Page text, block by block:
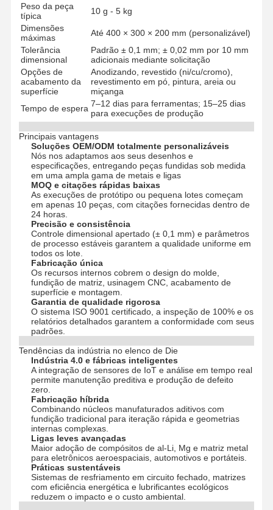
Para Casa Produtos
Peso da peça
típica
10 g - 5 kg
Dimensões
máximas
Até 400 × 300 × 200 mm (personalizável)
Tolerância
dimensional
Padrão ± 0,1 mm; ± 0,02 mm por 10 mm
adicionais mediante solicitação
Opções de
acabamento da
superfície
Anodizando, revestido (ni/cu/cromo),
revestimento em pó, pintura, areia ou
miçanga
Tempo de espera 7–12 dias para ferramentas; 15–25 dias
para execuções de produção
Principais vantagens
Soluções OEM/ODM totalmente personalizáveis
Nós nos adaptamos aos seus desenhos e
especificações, entregando peças fundidas sob medida
em uma ampla gama de metais e ligas
MOQ e citações rápidas baixas
As execuções de protótipo ou pequena lotes começam
em apenas 10 peças, com citações fornecidas dentro de
24 horas.
Precisão e consistência
Controle dimensional apertado (± 0,1 mm) e parâmetros
de processo estáveis ​​garantem a qualidade uniforme em
todos os lote.
Fabricação única
Os recursos internos cobrem o design do molde,
fundição de matriz, usinagem CNC, acabamento de
superfície e montagem.
Garantia de qualidade rigorosa
O sistema ISO 9001 certificado, a inspeção de 100% e os
relatórios detalhados garantem a conformidade com seus
padrões.
Tendências da indústria no elenco de Die
Indústria 4.0 e fábricas inteligentes
A integração de sensores de IoT e análise em tempo real
permite manutenção preditiva e produção de defeito
zero.
Fabricação híbrida
Combinando núcleos manufaturados aditivos com
fundição tradicional para iteração rápida e geometrias
internas complexas.
Ligas leves avançadas
Maior adoção de compósitos de al-Li, Mg e matriz metal
para eletrônicos aeroespaciais, automotivos e portáteis.
Práticas sustentáveis
Sistemas de resfriamento em circuito fechado, matrizes
com eficiência energética e lubrificantes ecológicos
reduzem o impacto e o custo ambiental.